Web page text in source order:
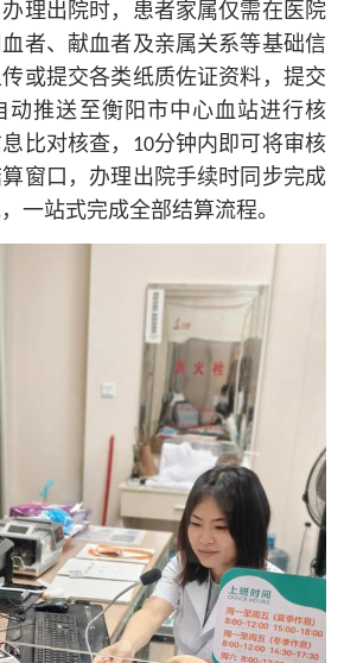
理出院时，患者家属仅需在医院
者、献血者及亲属关系等基础信
或提交各类纸质佐证资料，提交
动推送至衡阳市中心血站进行核
比对核查，10分钟内即可将审核
窗口，办理出院手续时同步完成
一站式完成全部结算流程。